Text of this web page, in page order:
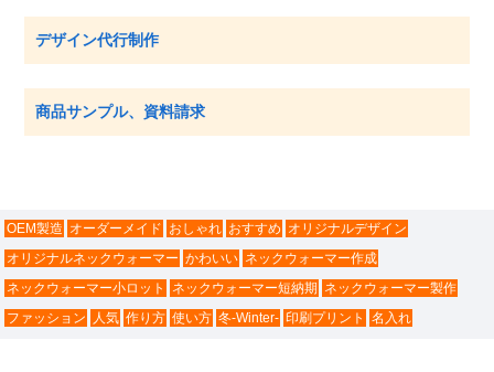
デザイン代行制作
商品サンプル、資料請求
OEM製造 オーダーメイド おしゃれ おすすめ オリジナルデザイン
オリジナルネックウォーマー かわいい ネックウォーマー作成
ネックウォーマー小ロット
ネックウォーマー短納期 ネックウォーマー製作
ファッション
人気 作り方 使い方 冬-Winter- 印刷プリント 名入れ